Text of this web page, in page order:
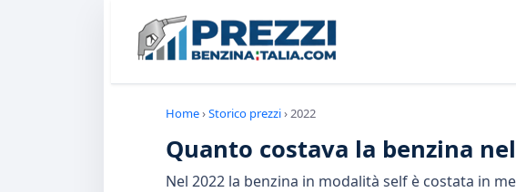
Home›Storico prezzi›2022
Quanto costava la benzina
Nel 2022 la benzina in modalità self è costata in